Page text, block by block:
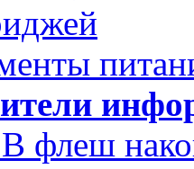
флеш